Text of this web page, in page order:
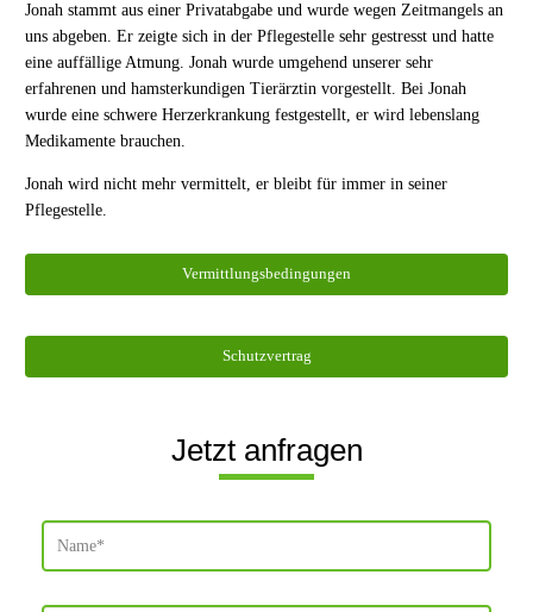
Jonah stammt aus einer Privatabgabe und wurde wegen Zeitmangels an
uns abgeben. Er zeigte sich in der Pflegestelle sehr gestresst und hatte
eine auffällige Atmung. Jonah wurde umgehend unserer sehr
erfahrenen und hamsterkundigen Tierärztin vorgestellt. Bei Jonah
wurde eine schwere Herzerkrankung festgestellt, er wird lebenslang
Medikamente brauchen.
Jonah wird nicht mehr vermittelt, er bleibt für immer in seiner
Pflegestelle.
Vermittlungsbedingungen
Schutzvertrag
Jetzt anfragen